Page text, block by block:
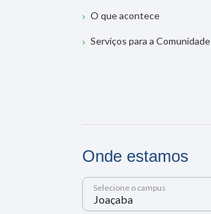
O que acontece
Serviços para a Comunidade
Onde estamos
Selecione o campus